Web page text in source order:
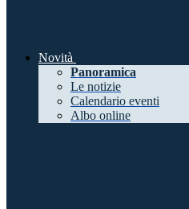
Novità
Panoramica
Le notizie
Calendario eventi
Albo online